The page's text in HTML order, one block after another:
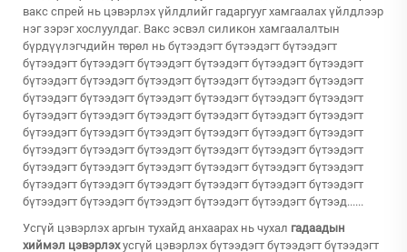
вакс спрей нь цэвэрлэх үйлдлийг гадаргууг хамгаалах үйлдлээр
нэг зэрэг хослуулдаг. Вакс эсвэл силикон хамгаалалтын
бүрдүүлэгчдийн төрөл нь бүтээдэгт бүтээдэгт бүтээдэгт
бүтээдэгт бүтээдэгт бүтээдэгт бүтээдэгт бүтээдэгт бүтээдэгт
бүтээдэгт бүтээдэгт бүтээдэгт бүтээдэгт бүтээдэгт бүтээдэгт
бүтээдэгт бүтээдэгт бүтээдэгт бүтээдэгт бүтээдэгт бүтээдэгт
бүтээдэгт бүтээдэгт бүтээдэгт бүтээдэгт бүтээдэгт бүтээдэгт
бүтээдэгт бүтээдэгт бүтээдэгт бүтээдэгт бүтээдэгт бүтээдэгт
бүтээдэгт бүтээдэгт бүтээдэгт бүтээдэгт бүтээдэгт бүтээдэгт
бүтээдэгт бүтээдэгт бүтээдэгт бүтээдэгт бүтээдэгт бүтээдэгт
бүтээдэгт бүтээдэгт бүтээдэгт бүтээдэгт бүтээдэгт бүтээдэгт
бүтээдэгт бүтээдэгт бүтээдэгт бүтээдэгт бүтээдэгт бүтээд......
Усгүй цэвэрлэх аргын тухайд анхаарах нь чухал гадаадын
хиймэл цэвэрлэхусгүй цэвэрлэх бүтээдэгт бүтээдэгт бүтээдэгт